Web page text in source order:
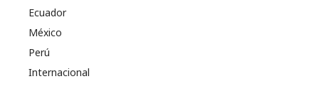
Ecuador
México
Perú
Internacional